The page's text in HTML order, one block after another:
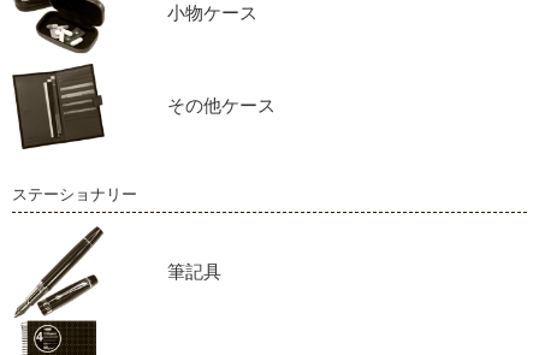
小物ケース
その他ケース
ステーショナリー
筆記具